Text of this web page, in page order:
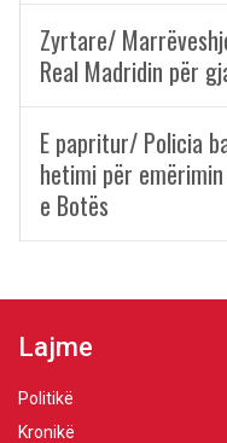
Zyrtare/
Real Madridin për
E papritur/ Policia
hetimi për
e Botës
Lajme
Politikë
Kronikë